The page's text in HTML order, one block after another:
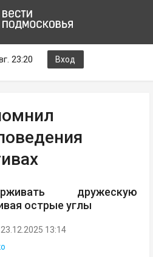
23:20 Вход
дружескую
острые углы
23.12.2025 13:14